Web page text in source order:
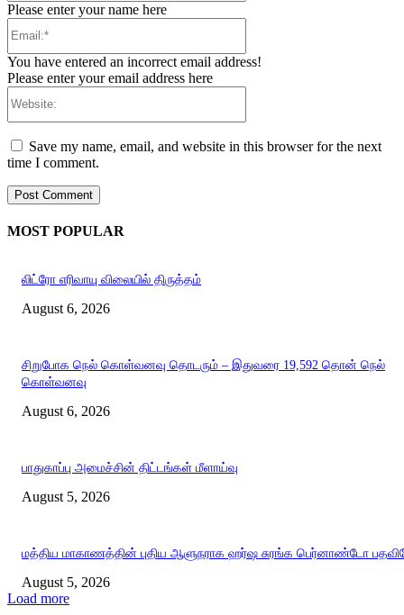
Please enter your name here
You have entered an incorrect email address!
Please enter your email address here
Save my name, email, and website in this browser for the next
time I comment.
MOST POPULAR
லிட்ரோ எரிவாயு விலையில் திருத்தம்
August 6, 2026
சிறுபோக நெல் கொள்வனவு தொடரும் – இதுவரை 19,592 தொன் நெல்
கொள்வனவு
August 6, 2026
பாதுகாப்பு அமைச்சின் திட்டங்கள் மீளாய்வு
August 5, 2026
மத்திய மாகாணத்தின் புதிய ஆளுநராக ஹர்ஷ சுரங்க பெர்னாண்டோ
August 5, 2026
Load more